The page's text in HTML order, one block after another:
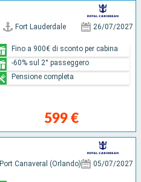
Fort Lauderdale 26/07/2027
599 €
Fino a 900€ di sconto per cabina
-60% sul 2° passeggero
Pensione completa
Port Canaveral (Orlando) 05/07/2027